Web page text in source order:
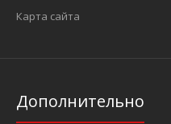
Карта сайта
Дополнительно